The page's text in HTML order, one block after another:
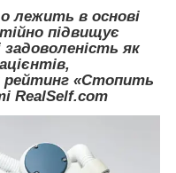
лежить в основі
підвищує
задоволеність як
рейтинг «Стопить
RealSelf.com